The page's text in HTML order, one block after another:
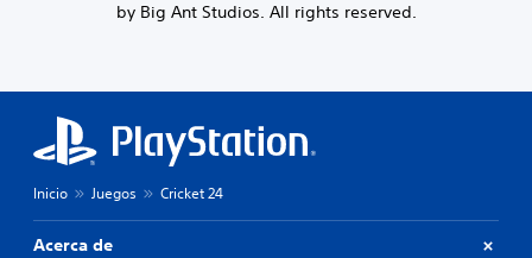
by Big Ant Studios. All rights reserved.
Inicio Juegos Cricket 24
Acerca de